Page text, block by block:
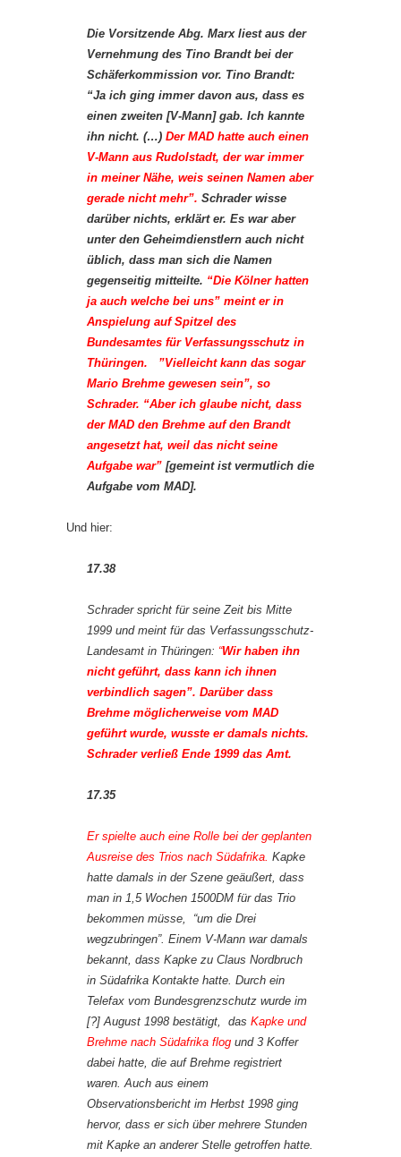
Die Vorsitzende Abg. Marx liest aus der
Vernehmung des Tino Brandt bei der
Schäferkommission vor. Tino Brandt:
“Ja ich ging immer davon aus, dass es
einen zweiten [V-Mann] gab. Ich kannte
ihn nicht. (…) Der MAD hatte auch einen
V-Mann aus Rudolstadt, der war immer
in meiner Nähe, weis seinen Namen aber
gerade nicht mehr”. Schrader wisse
darüber nichts, erklärt er. Es war aber
unter den Geheimdienstlern auch nicht
üblich, dass man sich die Namen
gegenseitig mitteilte. “Die Kölner hatten
ja auch welche bei uns” meint er in
Anspielung auf Spitzel des
Bundesamtes für Verfassungsschutz in
Thüringen. ”Vielleicht kann das sogar
Mario Brehme gewesen sein”, so
Schrader. “Aber ich glaube nicht, dass
der MAD den Brehme auf den Brandt
angesetzt hat, weil das nicht seine
Aufgabe war” [gemeint ist vermutlich die
Aufgabe vom MAD].
Und hier:
17.38
Schrader spricht für seine Zeit bis Mitte
1999 und meint für das Verfassungsschutz-
Landesamt in Thüringen: “Wir haben ihn
nicht geführt, dass kann ich ihnen
verbindlich sagen”. Darüber dass
Brehme möglicherweise vom MAD
geführt wurde, wusste er damals nichts.
Schrader verließ Ende 1999 das Amt.
17.35
Er spielte auch eine Rolle bei der geplanten
Ausreise des Trios nach Südafrika. Kapke
hatte damals in der Szene geäußert, dass
man in 1,5 Wochen 1500DM für das Trio
bekommen müsse, “um die Drei
wegzubringen”. Einem V-Mann war damals
bekannt, dass Kapke zu Claus Nordbruch
in Südafrika Kontakte hatte. Durch ein
Telefax vom Bundesgrenzschutz wurde im
[?] August 1998 bestätigt, das Kapke und
Brehme nach Südafrika flog und 3 Koffer
dabei hatte, die auf Brehme registriert
waren. Auch aus einem
Observationsbericht im Herbst 1998 ging
hervor, dass er sich über mehrere Stunden
mit Kapke an anderer Stelle getroffen hatte.